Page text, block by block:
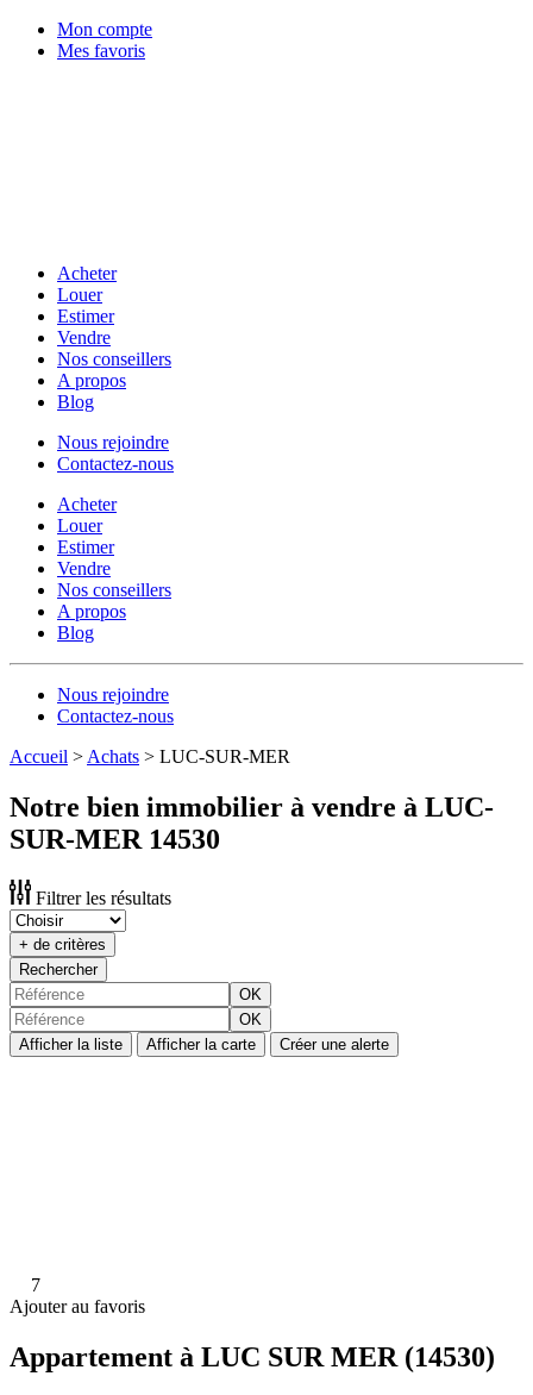
Mon compte
Mes favoris
Acheter
Louer
Estimer
Vendre
Nos conseillers
A propos
Blog
Nous rejoindre
Contactez-nous
Acheter
Louer
Estimer
Vendre
Nos conseillers
A propos
Blog
Nous rejoindre
Contactez-nous
Accueil > Achats > LUC-SUR-MER
Notre bien immobilier à vendre à LUC-
SUR-MER 14530
Filtrer les résultats
+ de critères
Rechercher
OK
OK
Afficher la liste
Afficher la carte Créer une alerte
7
Ajouter au favoris
Appartement à LUC SUR MER (14530)